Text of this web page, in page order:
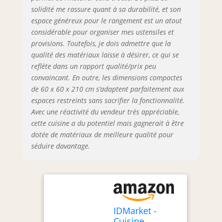
solidité me rassure quant à sa durabilité, et son
espace généreux pour le rangement est un atout
considérable pour organiser mes ustensiles et
provisions. Toutefois, je dois admettre que la
qualité des matériaux laisse à désirer, ce qui se
reflète dans un rapport qualité/prix peu
convaincant. En outre, les dimensions compactes
de 60 x 60 x 210 cm s’adaptent parfaitement aux
espaces restreints sans sacrifier la fonctionnalité.
Avec une réactivité du vendeur très appréciable,
cette cuisine a du potentiel mais gagnerait à être
dotée de matériaux de meilleure qualité pour
séduire davantage.
IDMarket -